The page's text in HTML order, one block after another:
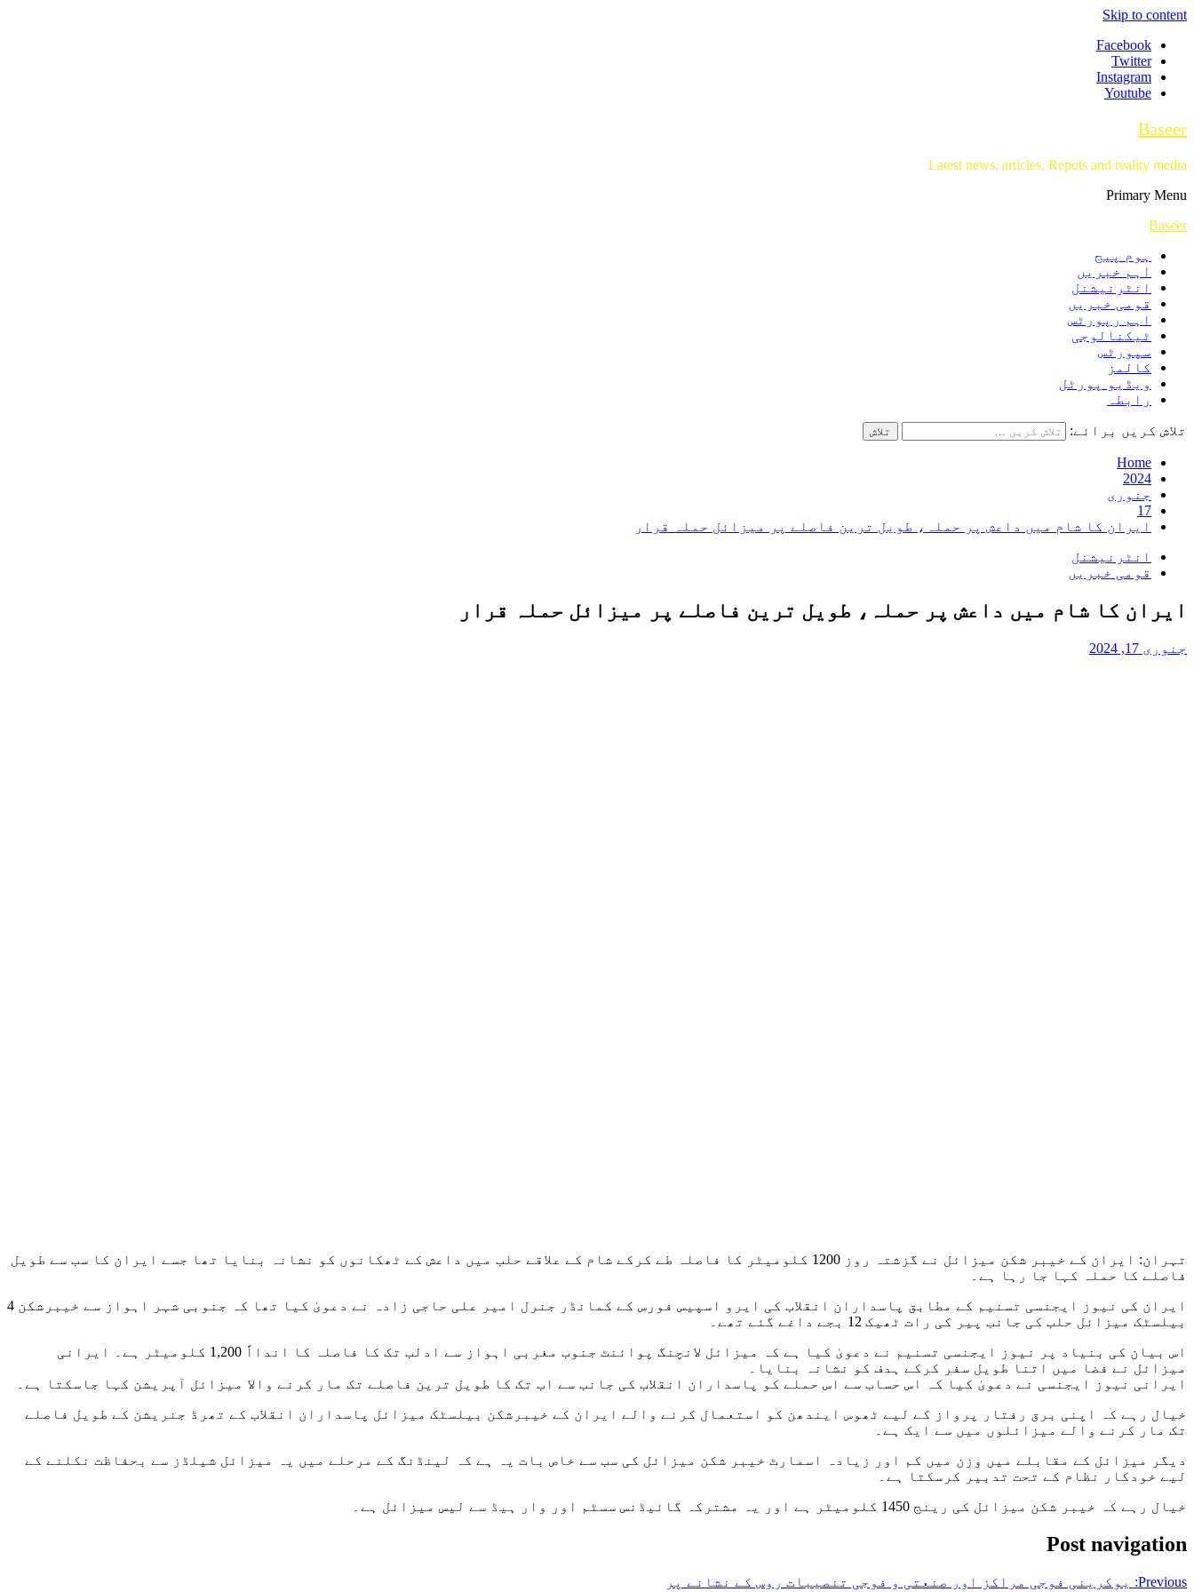
Skip to content
Facebook
Twitter
Instagram
Youtube
Baseer
Latest news, articles, Repots and reality media
Primary Menu
Baseer
ہوم پیج
اہم خبریں
انٹرنیشنل
قومی خبریں
اہم رپورٹس
ٹیکنالوجی
سپورٹس
کالمز
ویڈیو پورٹل
رابطہ
تلاش کریں برائے:
Home
2024
جنوری
17
ایران کا شام میں داعش پر حملہ، طویل ترین فاصلے پر میزائل حملہ قرار
انٹرنیشنل
قومی خبریں
ایران کا شام میں داعش پر حملہ، طویل ترین فاصلے پر میزائل حملہ قرار
جنوری 17, 2024
تہران: ایران کے خیبر شکن میزائل نے گزشتہ روز 1200 کلومیٹر کا فاصلہ طے کرکے شام کے علاقے حلب میں داعش کے ٹھکانوں کو نشانہ بنایا تھا جسے ایران کا سب سے طویل
فاصلے کا حملہ کہا جا رہا ہے۔
ایران کی نیوز ایجنسی تسنیم کے مطابق پاسداران انقلاب کی ایرو اسپیس فورس کے کمانڈر جنرل امیر علی حاجی زادہ نے دعویٰ کیا تھا کہ جنوبی شہر اہواز سے خیبرشکن 4
بیلسٹک میزائل حلب کی جانب پیر کی رات ٹھیک 12 بجے داغے گئے تھے۔
اس بیان کی بنیاد پر نیوز ایجنسی تسنیم نے دعویٰ کیا ہے کہ میزائل لانچنگ پوائنٹ جنوب مغربی اہواز سے ادلب تک کا فاصلہ کا اندااً 1,200 کلومیٹر ہے۔ ایرانی
میزائل نے فضا میں اتنا طویل سفر کرکے ہدف کو نشانہ بنایا۔
ایرانی نیوز ایجنسی نے دعویٰ کیا کہ اس حساب سے اس حملے کو پاسداران انقلاب کی جانب سے اب تک کا طویل ترین فاصلے تک مار کرنے والا میزائل آپریشن کہا جاسکتا ہے۔
خیال رہے کہ اپنی برق رفتار پرواز کے لیے ٹھوس ایندھن کو استعمال کرنے والے ایران کے خیبرشکن بیلسٹک میزائل پاسداران انقلاب کے تھرڈ جنریشن کے طویل فاصلے
تک مار کرنے والے میزائلوں میں سے ایک ہے۔
دیگر میزائل کے مقابلے میں وزن میں کم اور زیادہ اسمارٹ خیبر شکن میزائل کی سب سے خاص بات یہ ہے کہ لینڈنگ کے مرحلے میں یہ میزائل شیلڈز سے بحفاظت نکلنے کے
لیے خودکار نظام کے تحت تدبیر کرسکتا ہے۔
خیال رہے کہ خیبر شکن میزائل کی رینج 1450 کلومیٹر ہے اور یہ مشترکہ گائیڈنس سسٹم اور وار ہیڈ سے لیس میزائل ہے۔
Post navigation
Previous:
یوکرینی فوجی مراکز اور صنعتی و فوجی تنصیبات روس کے نشانے پر